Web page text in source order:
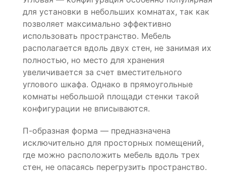
для установки в небольших комнатах, так как
позволяет максимально эффективно
использовать пространство. Мебель
располагается вдоль двух стен, не занимая их
полностью, но место для хранения
увеличивается за счет вместительного
углового шкафа. Однако в прямоугольные
комнаты небольшой площади стенки такой
конфигурации не вписываются.
П-образная форма — предназначена
исключительно для просторных помещений,
где можно расположить мебель вдоль трех
стен, не опасаясь перегрузить пространство.